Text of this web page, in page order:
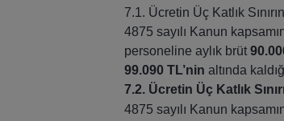
7.1. Ücretin Üç Katlık
4875 sayılı Kanun
personeline aylık brüt
99.090 TL’nin altında
7.2. Ücretin Üç Katlık
4875 sayılı Kanun